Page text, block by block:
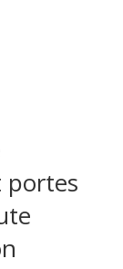
portes